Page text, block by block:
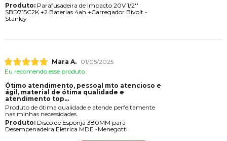
Produto:Parafusadeira de Impacto 20V 1/2''
SBD715C2K +2 Baterias 4ah +Carregador Bivolt -
Stanley
Mara A.
01/05/2025
Eu recomendo esse produto.
Ótimo atendimento, pessoal mto atencioso e
gil, material de ótima qualidade e
atendimento top...
Produto de ótima qualidade e atende perfeitamente
nas minhas necessidades.
Produto:Disco de Esponja 380MM para
Desempenadeira Eletrica MDE -Menegotti